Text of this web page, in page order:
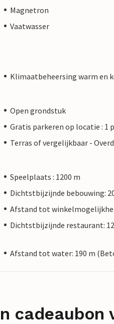
Magnetron
Vaatwasser
Klimaatbeheersing warm en
Open grondstuk
Gratis parkeren op locatie : 1
Terras of vergelijkbaar -
Speelplaats : 1200 m
Dichtstbijzijnde bebouwing:
Afstand tot
Dichtstbijzijnde restaurant:
Afstand tot water: 190 m